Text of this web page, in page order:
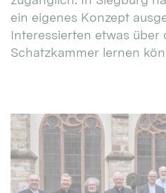
ein eigenes Konzept
Interessierten etwas über
Schatzkammer lernen